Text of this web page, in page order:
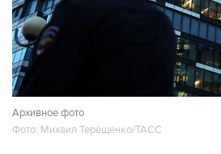
Архивное фото
Фото: Михаил Терещенко/ТАСС
Москва. 7 августа.